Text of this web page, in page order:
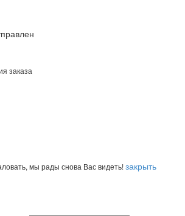
заказа
мы рады снова Вас видеть!закрыть